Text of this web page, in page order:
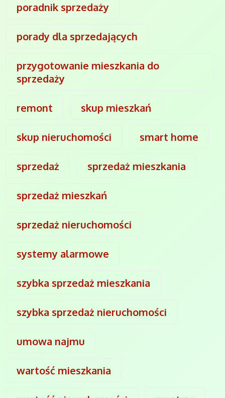
poradnik sprzedaży
porady dla sprzedających
przygotowanie mieszkania do
sprzedaży
remont skup mieszkań
skup nieruchomości smart home
sprzedaż sprzedaż mieszkania
sprzedaż mieszkań
sprzedaż nieruchomości
systemy alarmowe
szybka sprzedaż mieszkania
szybka sprzedaż nieruchomości
umowa najmu
wartość mieszkania